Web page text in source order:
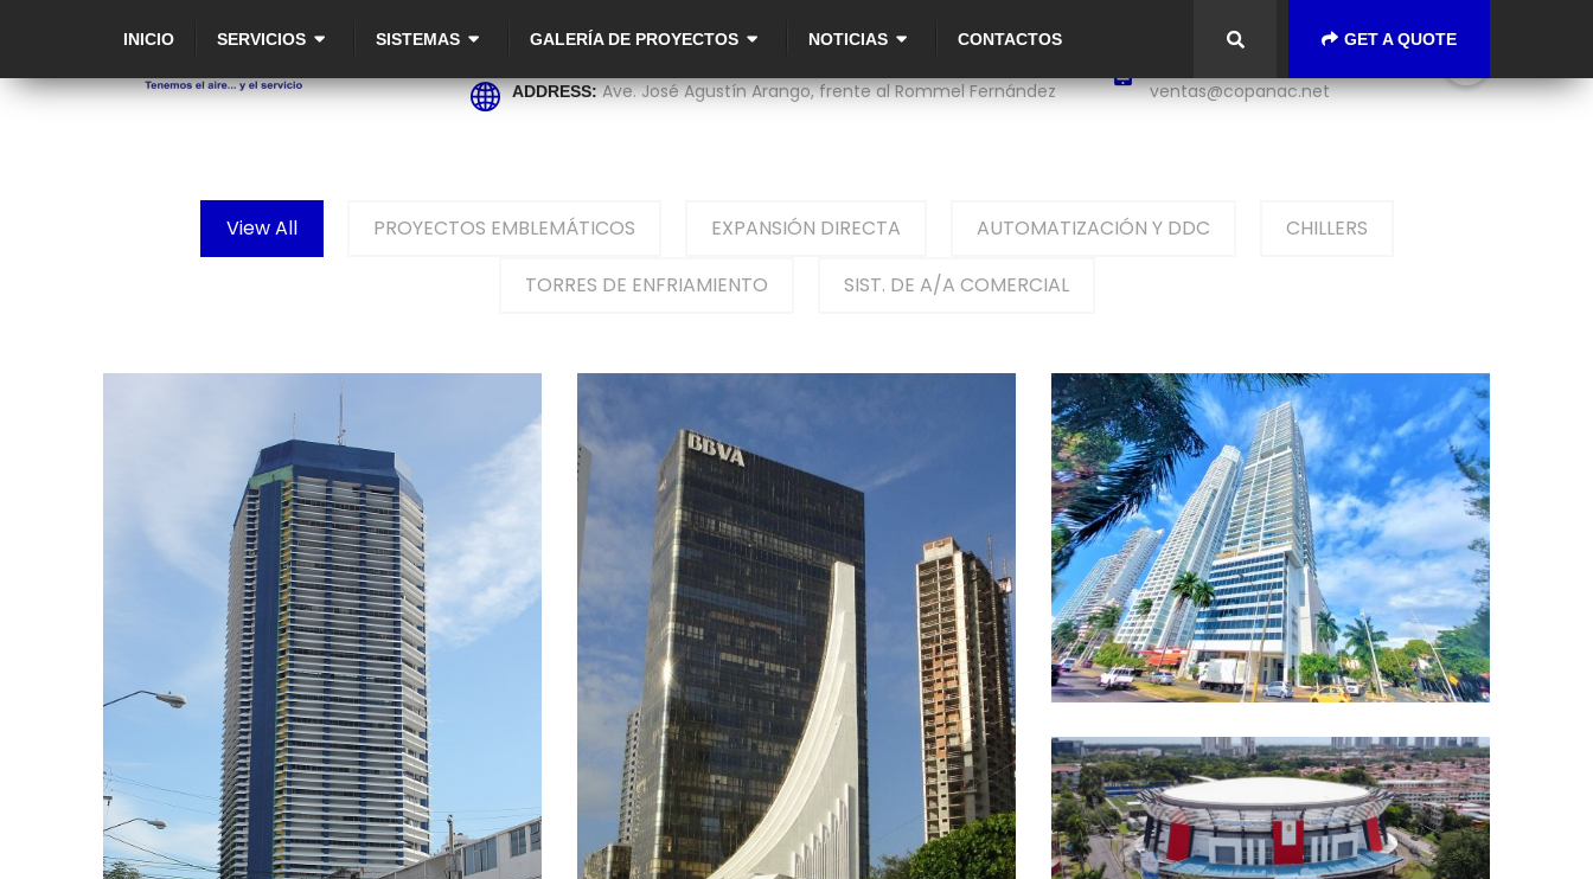
ADDRESS:Ave. José Agustín Arango, frente al Rommel Fernández
ventas@copanac.net
INICIO SERVICIOS SISTEMAS GALERÍA DE PROYECTOS NOTICIAS CONTACTOS GET A QUOTE
View All PROYECTOS EMBLEMÁTICOS EXPANSIÓN DIRECTA AUTOMATIZACIÓN Y DDC CHILLERS
TORRES DE ENFRIAMIENTO SIST. DE A/A COMERCIAL
EDIFICIO DE LA LOTERIA NACIONAL
PROYECTOS EMBLEMÁTICOS
BANCO EXTERIOR
PROYECTOS EMBLEMÁTICOS
EDIFICIO DESTINY
EXPANSIÓN DIRECTA
GIMNASIO ROBERTO DURAN
AUTOMATIZACIÓN Y DDC, CHILLERS, PROYECTOS